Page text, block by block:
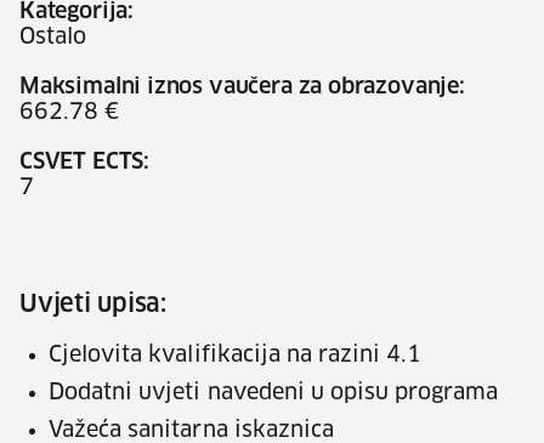
Kategorija:
Ostalo
Maksimalni iznos vaučera za obrazovanje:
662.78 €
CSVET ECTS:
7
Uvjeti upisa:
Cjelovita kvalifikacija na razini 4.1
Dodatni uvjeti navedeni u opisu programa
Važeća sanitarna iskaznica